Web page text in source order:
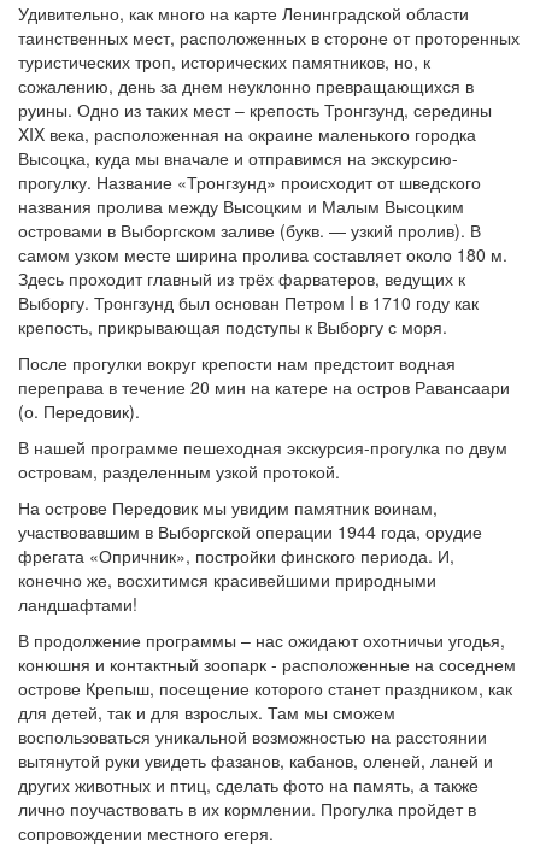
Удивительно, как много на карте Ленинградской области
таинственных мест, расположенных в стороне от проторенных
туристических троп, исторических памятников, но, к
сожалению, день за днем неуклонно превращающихся в
руины. Одно из таких мест – крепость Тронгзунд, середины
XIX века, расположенная на окраине маленького городка
Высоцка, куда мы вначале и отправимся на экскурсию-
прогулку. Название «Тронгзунд» происходит от шведского
названия пролива между Высоцким и Малым Высоцким
островами в Выборгском заливе (букв. — узкий пролив). В
самом узком месте ширина пролива составляет около 180 м.
Здесь проходит главный из трёх фарватеров, ведущих к
Выборгу. Тронгзунд был основан Петром I в 1710 году как
крепость, прикрывающая подступы к Выборгу с моря.
После прогулки вокруг крепости нам предстоит водная
переправа в течение 20 мин на катере на остров Равансаари
(о. Передовик).
В нашей программе пешеходная экскурсия-прогулка по двум
островам, разделенным узкой протокой.
На острове Передовик мы увидим памятник воинам,
участвовавшим в Выборгской операции 1944 года, орудие
фрегата «Опричник», постройки финского периода. И,
конечно же, восхитимся красивейшими природными
ландшафтами!
В продолжение программы – нас ожидают охотничьи угодья,
конюшня и контактный зоопарк - расположенные на соседнем
острове Крепыш, посещение которого станет праздником, как
для детей, так и для взрослых. Там мы сможем
воспользоваться уникальной возможностью на расстоянии
вытянутой руки увидеть фазанов, кабанов, оленей, ланей и
других животных и птиц, сделать фото на память, а также
лично поучаствовать в их кормлении. Прогулка пройдет в
сопровождении местного егеря.